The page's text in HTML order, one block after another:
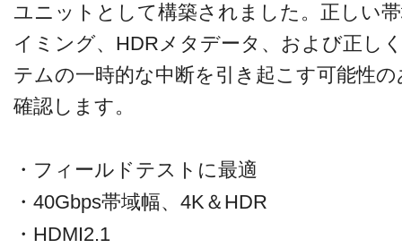
ユニットとして構築されました。正しい
イミング、HDRメタデータ、および正し
テムの一時的な中断を引き起こす可能性
確認します。
・フィールドテストに最適
・40Gbps帯域幅、4K＆HDR
・HDMI2.1